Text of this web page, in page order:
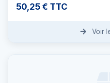
50,25 € TTC
Voir